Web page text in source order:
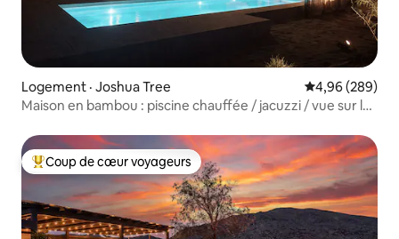
Logement · Joshua Tree Note
4,96 (289)
Maison en bambou : piscine chauffée / jacuzzi / vue sur le
Coup de cœur voyageurs parmi les plus aimés
Coup de cœur voyageurs